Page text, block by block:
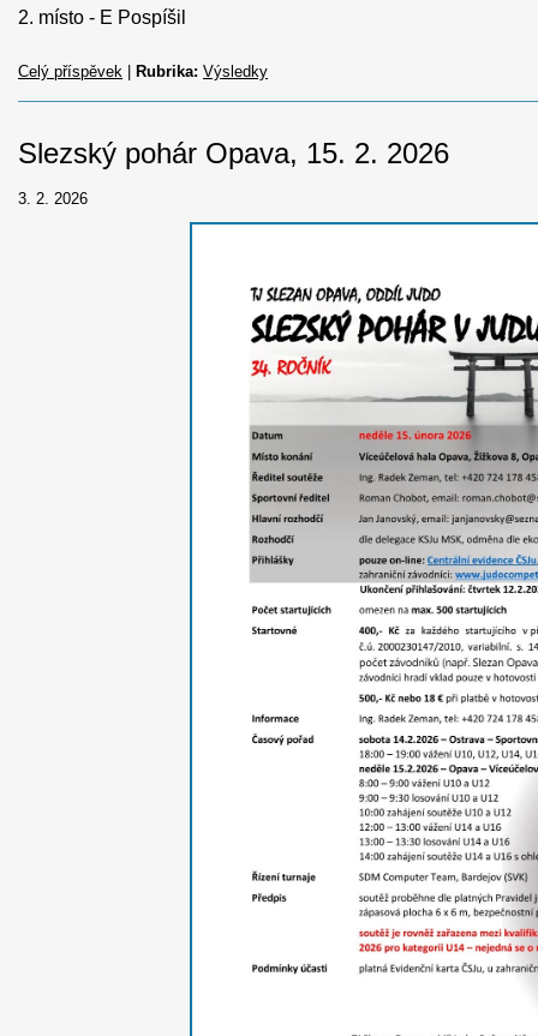
2. místo - E Pospíšil
Celý příspěvek Rubrika: Výsledky
Slezský pohár Opava, 15. 2. 2026
3. 2. 2026